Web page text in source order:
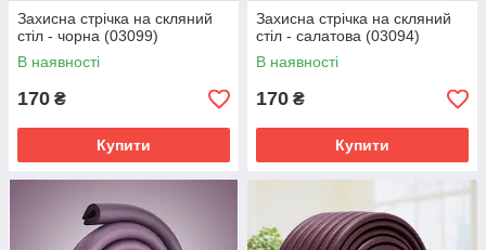
Захисна стрічка на скляний
стіл - чорна (03099)
В наявності
170 ₴
Купити
Захисна стрічка на скляний
стіл - салатова (03094)
В наявності
170 ₴
Купити